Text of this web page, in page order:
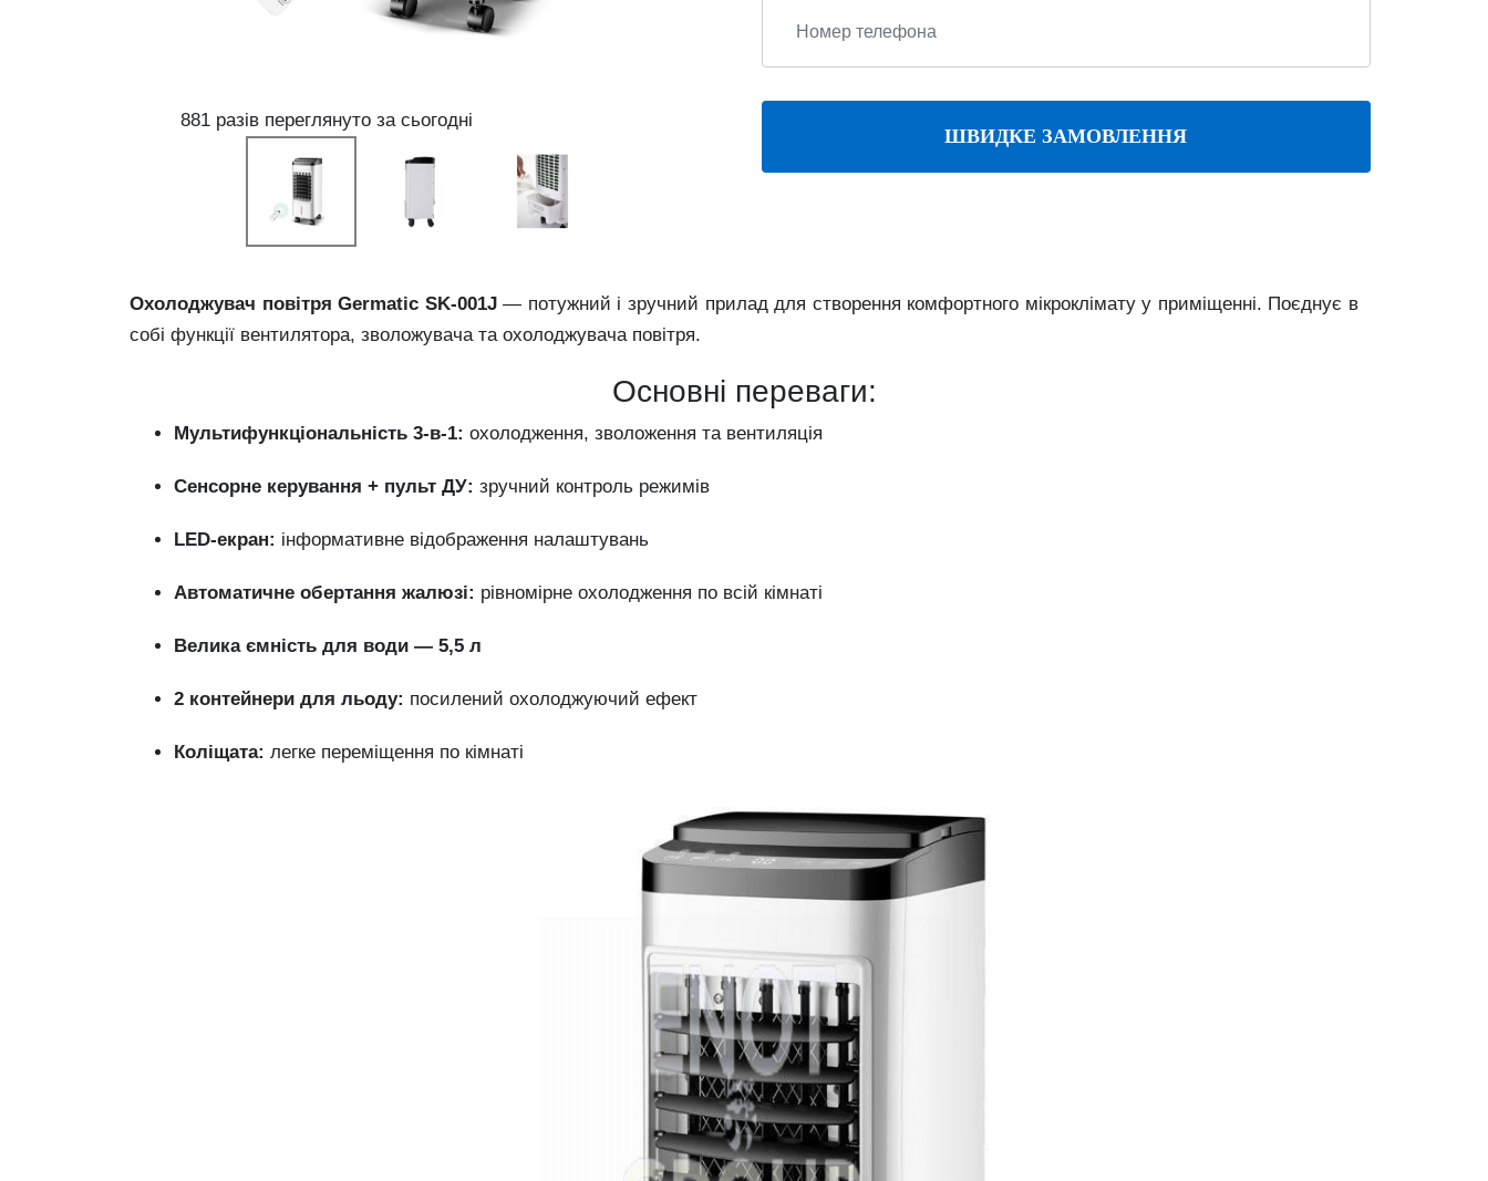
881 разів переглянуто за сьогодні
ШВИДКЕ ЗАМОВЛЕННЯ
Охолоджувач повітряGermatic SK-001J— потужний і зручний приладдля створення комфортного мікрокліматуу приміщенні. Поєднує в
собі функції вентилятора, зволожувача та охолоджувача повітря.
Основні переваги:
Мультифункціональність 3-в-1: охолодження, зволоження та вентиляція
Сенсорне керування + пульт ДУ: зручний контроль режимів
LED-екран: інформативне відображення налаштувань
Автоматичне обертання жалюзі: рівномірне охолодження по всій кімнаті
Велика ємність для води — 5,5 л
2 контейнери для льоду: посилений охолоджуючий ефект
Коліщата: легке переміщення по кімнаті